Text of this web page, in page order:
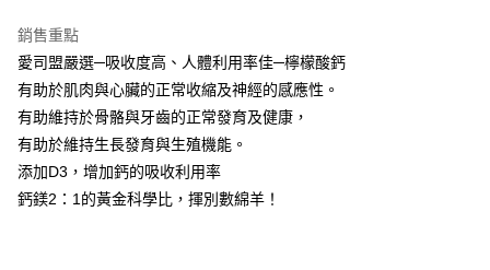
運送方式
全家取貨付款
每筆NT$60，滿NT$1,000(含以上)免運費
付款後全家取貨
每筆NT$60，滿NT$1,000(含以上)免運費
銷售重點
愛司盟嚴選─吸收度高、人體利用率佳─檸檬酸鈣
有助於肌肉與心臟的正常收縮及神經的感應性。
有助維持於骨骼與牙齒的正常發育及健康，
有助於維持生長發育與生殖機能。
添加D3，增加鈣的吸收利用率
鈣鎂2：1的黃金科學比，揮別數綿羊！